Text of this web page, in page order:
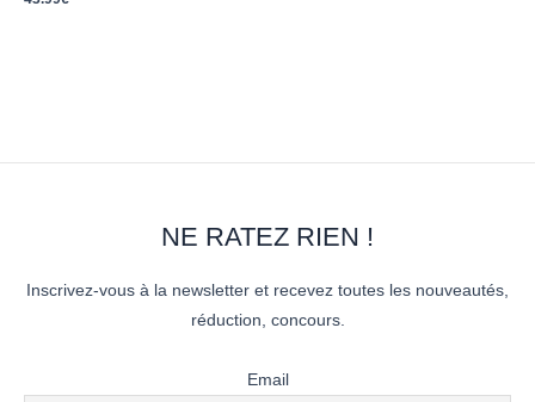
NE RATEZ RIEN !
Inscrivez-vous à la newsletter et recevez toutes les nouveautés,
réduction, concours.
Email